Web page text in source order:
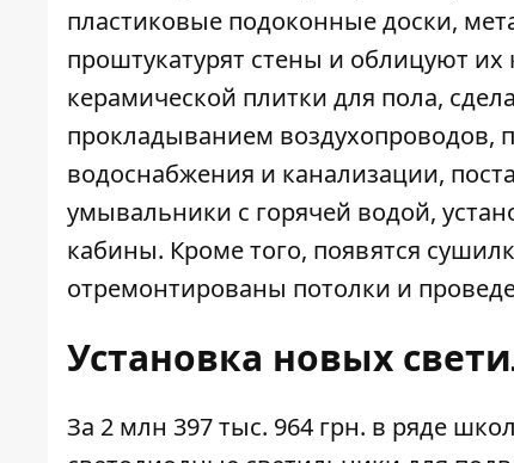
пластиковые подоконные доски,
проштукатурят стены и облицуют
керамической плитки для пола,
прокладыванием воздухопроводов,
водоснабжения и канализации,
умывальники с горячей водой,
кабины. Кроме того, появятся
отремонтированы потолки и
Установка новых
За 2 млн 397 тыс. 964 грн. в ряде